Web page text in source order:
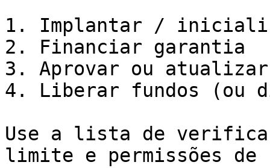
1. Implantar /
2. Financiar garantia
3. Aprovar ou atualizar
4. Liberar fundos (ou
Use a lista de
limite e permissões de